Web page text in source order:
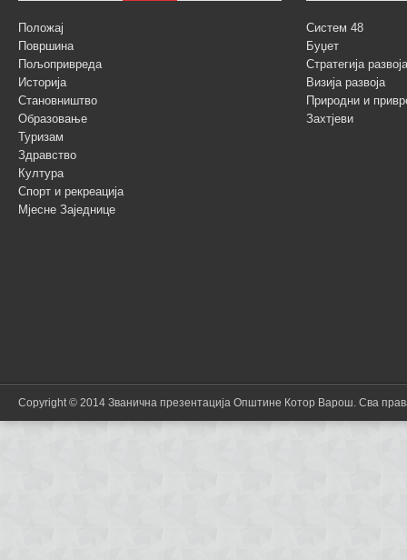
Положај
Површина
Пољопривреда
Историја
Становништво
Образовање
Туризам
Здравство
Култура
Спорт и рекреација
Мјесне Заједнице
Систем 48
Буџет
Стратегија
Визија развоја
Природни и
Захтјеви
Copyright © 2014 Званична презентација Општине Котор Варош. Сва